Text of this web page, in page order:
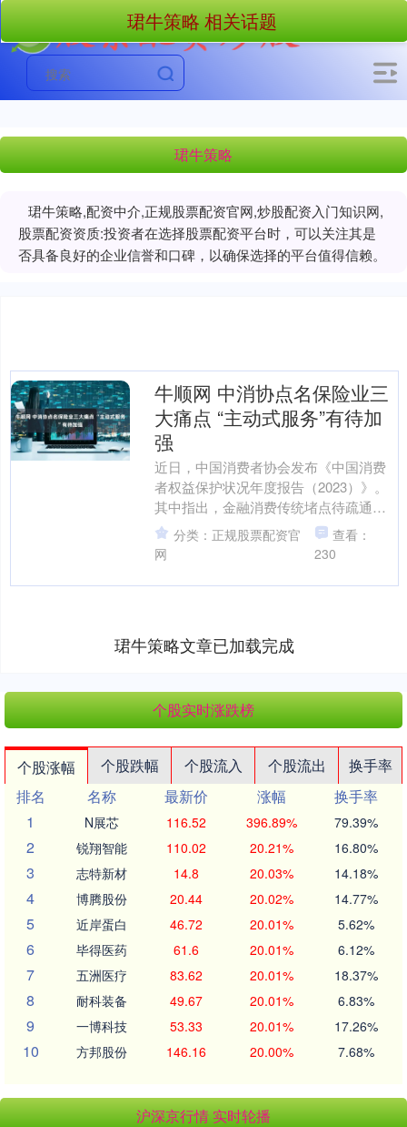
珺牛策略
珺牛策略,配资中介,正规股票配资官网,炒股配资入门知识网,
股票配资资质:投资者在选择股票配资平台时，可以关注其是
否具备良好的企业信誉和口碑，以确保选择的平台值得信赖。
珺牛策略 相关话题
牛顺网 中消协点名保险业三
大痛点 “主动式服务”有待加
强
近日，中国消费者协会发布《中国消费
者权益保护状况年度报告（2023）》。
其中指出，金融消费传统堵点待疏通牛
顺网，数字金融新业态提出新课题。
《报告》显示，保险行....
分类：正规股票配资官
网
查看：
230
珺牛策略文章已加载完成
个股实时涨跌榜
个股涨幅 个股跌幅 个股流入 个股流出
换手率
排名
名称 最新价 涨幅
换手率
1
N展芯 116.52 396.89% 79.39%
2 锐翔智能 110.02 20.21% 16.80%
3 志特新材 14.8 20.03% 14.18%
4 博腾股份 20.44 20.02% 14.77%
5 近岸蛋白 46.72 20.01% 5.62%
6 毕得医药 61.6 20.01% 6.12%
7 五洲医疗 83.62 20.01% 18.37%
8 耐科装备 49.67 20.01% 6.83%
9 一博科技 53.33 20.01% 17.26%
10 方邦股份 146.16 20.00% 7.68%
沪深京行情 实时轮播